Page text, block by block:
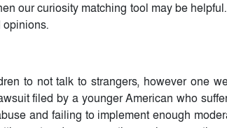
our curiosity matching tool may be
opinions.
to not talk to strangers, however one
filed by a younger American who
and failing to implement enough